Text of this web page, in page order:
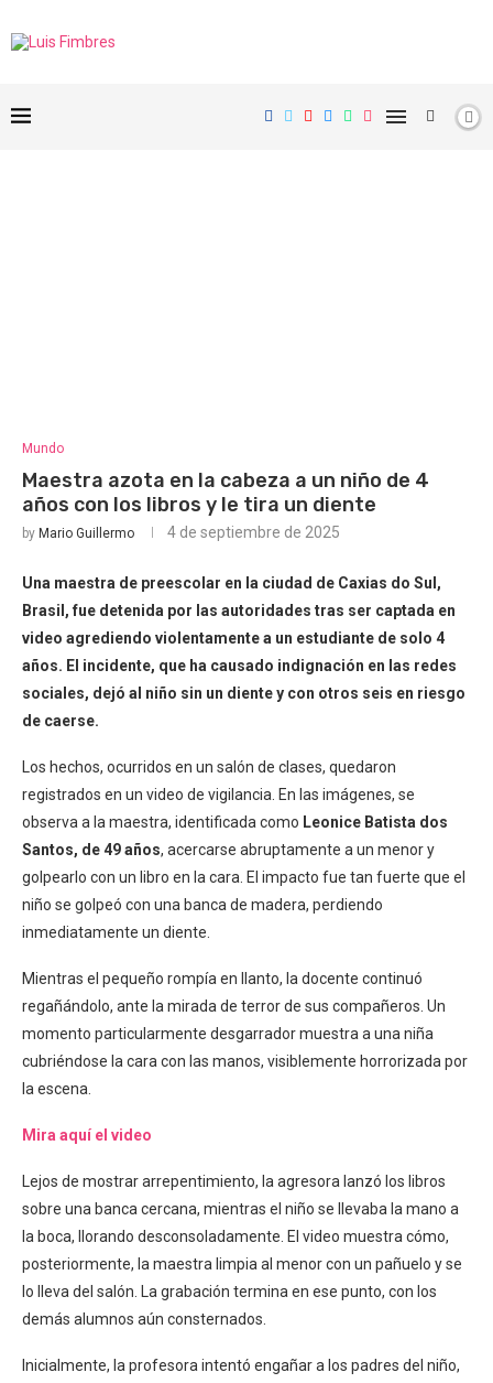
Mundo
Maestra azota en la cabeza a un niño de 4
años con los libros y le tira un diente
by Mario Guillermo 4 de septiembre de 2025
Una maestra de preescolar en la ciudad de Caxias do Sul,
Brasil, fue detenida por las autoridades tras ser captada en
video agrediendo violentamente a un estudiante de solo 4
años. El incidente, que ha causado indignación en las redes
sociales, dejó al niño sin un diente y con otros seis en riesgo
de caerse.
Los hechos, ocurridos en un salón de clases, quedaron
registrados en un video de vigilancia. En las imágenes, se
observa a la maestra, identificada como Leonice Batista dos
Santos, de 49 años, acercarse abruptamente a un menor y
golpearlo con un libro en la cara. El impacto fue tan fuerte que el
niño se golpeó con una banca de madera, perdiendo
inmediatamente un diente.
Mientras el pequeño rompía en llanto, la docente continuó
regañándolo, ante la mirada de terror de sus compañeros. Un
momento particularmente desgarrador muestra a una niña
cubriéndose la cara con las manos, visiblemente horrorizada por
la escena.
Mira aquí el video
Lejos de mostrar arrepentimiento, la agresora lanzó los libros
sobre una banca cercana, mientras el niño se llevaba la mano a
la boca, llorando desconsoladamente. El video muestra cómo,
posteriormente, la maestra limpia al menor con un pañuelo y se
lo lleva del salón. La grabación termina en ese punto, con los
demás alumnos aún consternados.
Inicialmente, la profesora intentó engañar a los padres del niño,